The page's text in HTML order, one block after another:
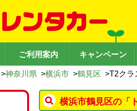
ご利用案内 キャンペーン
>神奈川県 >横浜市 >鶴見区 >T2クラ
横浜市鶴見区の「